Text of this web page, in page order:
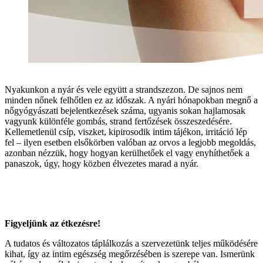
Nyakunkon a nyár és vele együtt a strandszezon. De sajnos nem
minden nőnek felhőtlen ez az időszak. A nyári hónapokban megnő a
nőgyógyászati bejelentkezések száma, ugyanis sokan hajlamosak
vagyunk különféle gombás, strand fertőzések összeszedésére.
Kellemetlenül csíp, viszket, kipirosodik intim tájékon, irritáció lép
fel – ilyen esetben elsőkörben valóban az orvos a legjobb megoldás,
azonban nézzük, hogy hogyan kerülhetőek el vagy enyhíthetőek a
panaszok, úgy, hogy közben élvezetes marad a nyár.
Figyeljünk az étkezésre!
A tudatos és változatos táplálkozás a szervezetünk teljes működésére
kihat, így az intim egészség megőrzésében is szerepe van. Ismerünk